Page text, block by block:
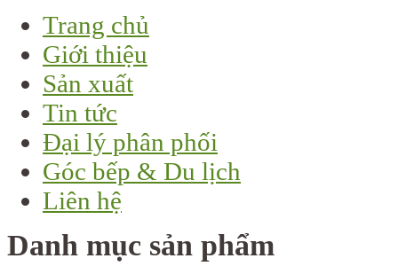
Trang chủ
Giới thiệu
Sản xuất
Tin tức
Đại lý phân phối
Góc bếp & Du lịch
Liên hệ
Danh mục sản phẩm